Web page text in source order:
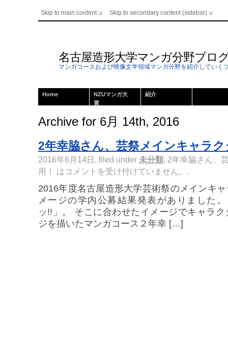
Skip to main content Skip to secondary content (sidebar)
名古屋造形大学マンガ分野ブロ
マンガコースおよび映像文学領域マンガ分野を紹介していく
Home
NZUマンガ大
賞
紹介
Archive for 6月 14th, 2016
2年幸脇さん、芸祭メインキャラク
2016年6月14日, filed under 未分類; 2年幸脇さん、
用！ はコメントを受け付けていません。 .
2016年度名古屋造形大学芸術祭のメインキ
メージの学内公募結果発表がありました
ッ!!」。 そこに合わせたイメージでキャラ
ジを描いたマンガコース２年幸 […]